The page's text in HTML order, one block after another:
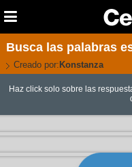
Busca las palabras
Creado por: Konstanza
Haz click solo sobre las